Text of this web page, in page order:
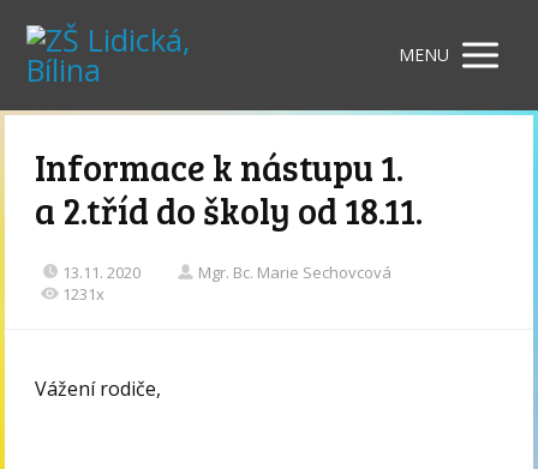
MENU
Informace k nástupu 1.
a 2.tříd do školy od 18.11.
13.11. 2020
Mgr. Bc. Marie Sechovcová
1231x
Vážení rodiče,